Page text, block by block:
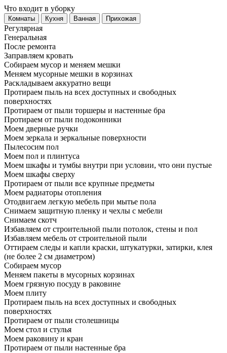
Что входит в уборку
Регу­лярная
Гене­ральная
После ремонта
Заправляем кровать
Собираем мусор и меняем мешки
Меняем мусорные мешки в корзинах
Раскладываем аккуратно вещи
Протираем пыль на всех доступных и свободных
поверхностях
Протираем от пыли торшеры и настенные бра
Протираем от пыли подоконники
Моем дверные ручки
Моем зеркала и зеркальные поверхности
Пылесосим пол
Моем пол и плинтуса
Моем шкафы и тумбы внутри при условии, что они пустые
Моем шкафы сверху
Протираем от пыли все крупные предметы
Моем радиаторы отопления
Отодвигаем легкую мебель при мытье пола
Снимаем защитную пленку и чехлы с мебели
Снимаем скотч
Избавляем от строительной пыли потолок, стены и пол
Избавляем мебель от строительной пыли
Оттираем следы и капли краски, штукатурки, затирки, клея
(не более 2 см диаметром)
Собираем мусор
Меняем пакеты в мусорных корзинах
Моем грязную посуду в раковине
Моем плиту
Протираем пыль на всех доступных и свободных
поверхностях
Протираем от пыли столешницы
Моем стол и стулья
Моем раковину и кран
Протираем от пыли настенные бра